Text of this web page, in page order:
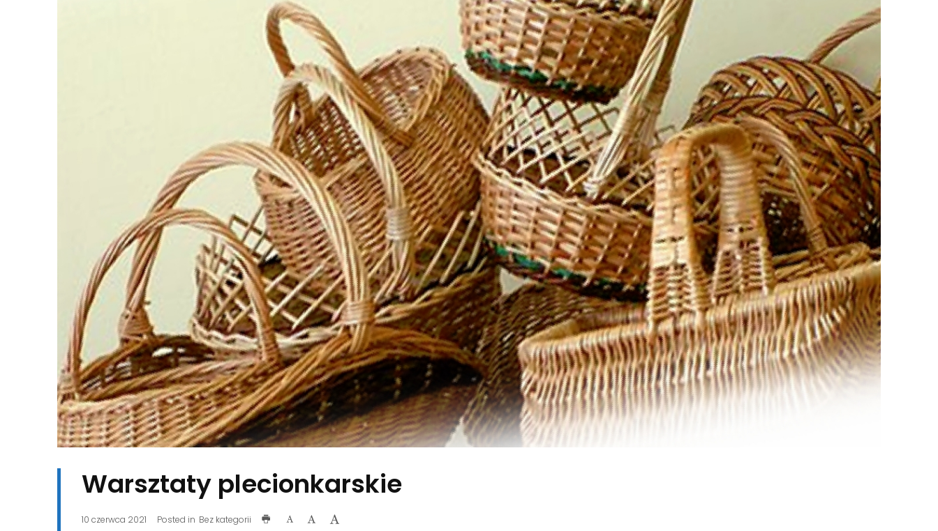
Warsztaty plecionkarskie
10 czerwca 2021 Posted in Bez kategorii